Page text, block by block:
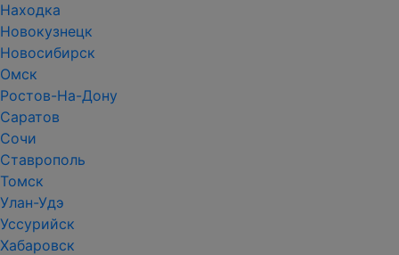
Находка
Новокузнецк
Новосибирск
Омск
Ростов-На-Дону
Саратов
Сочи
Ставрополь
Томск
Улан-Удэ
Уссурийск
Хабаровск